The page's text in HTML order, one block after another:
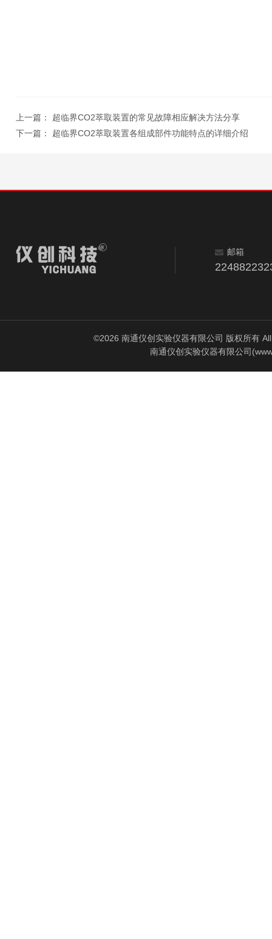
上一篇： 超临界CO2萃取装置的常见故障相应解决方法分享
下一篇： 超临界CO2萃取装置各组成部件功能特点的详细介绍
邮箱
©2026 南通仪创实验仪器有限公司 版权所有
南通仪创实验仪器有限公司